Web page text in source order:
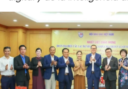
DEPORTES
VIAJES
PUENTE DE
HISTORIAS